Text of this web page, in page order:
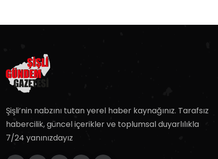
Şişli’nin nabzını tutan yerel haber kaynağınız. Tarafsız
habercilik, güncel içerikler ve toplumsal duyarlılıkla
7/24 yanınızdayız